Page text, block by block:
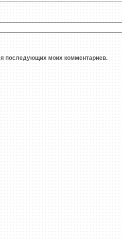
последующих моих комментариев.